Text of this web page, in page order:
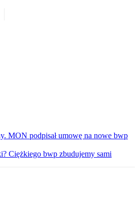
MON podpisał umowę na nowe bwp
Ciężkiego bwp zbudujemy sami